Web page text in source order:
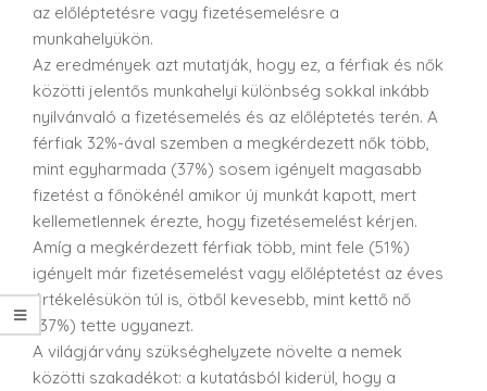
az előléptetésre vagy fizetésemelésre a
munkahelyükön.
Az eredmények azt mutatják, hogy ez, a férfiak és nők
közötti jelentős munkahelyi különbség sokkal inkább
nyilvánvaló a fizetésemelés és az előléptetés terén. A
férfiak 32%-ával szemben a megkérdezett nők több,
mint egyharmada (37%) sosem igényelt magasabb
fizetést a főnökénél amikor új munkát kapott, mert
kellemetlennek érezte, hogy fizetésemelést kérjen.
Amíg a megkérdezett férfiak több, mint fele (51%)
igényelt már fizetésemelést vagy előléptetést az éves
értékelésükön túl is, ötből kevesebb, mint kettő nő
(37%) tette ugyanezt.
A világjárvány szükséghelyzete növelte a nemek
közötti szakadékot: a kutatásból kiderül, hogy a